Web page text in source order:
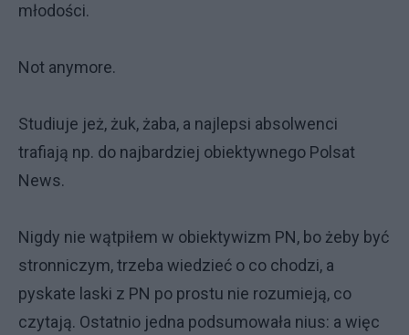
młodości.
Not anymore.
Studiuje jeż, żuk, żaba, a najlepsi absolwenci
trafiają np. do najbardziej obiektywnego Polsat
News.
Nigdy nie wątpiłem w obiektywizm PN, bo żeby być
stronniczym, trzeba wiedzieć o co chodzi, a
pyskate laski z PN po prostu nie rozumieją, co
czytają. Ostatnio jedna podsumowała nius: a więc